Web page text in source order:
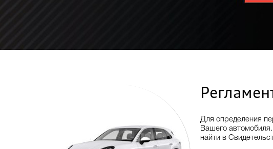
Для определения
Вашего
найти в